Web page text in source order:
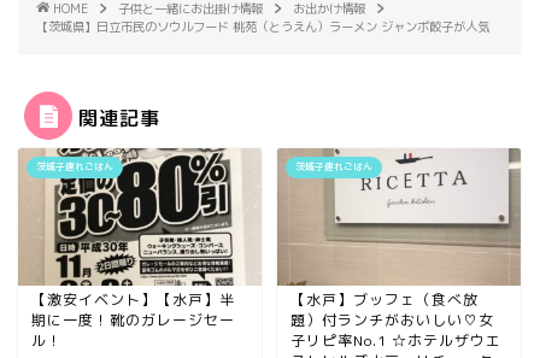
HOME 子供と一緒にお出掛け情報
お出かけ情報
【茨城県】日立市民のソウルフード 桃苑（とうえん）ラーメン ジャンボ餃子が人気
関連記事
茨城子連れごはん
【激安イベント】【水戸】半
期に一度！靴のガレージセー
ル！
茨城子連れごはん
【水戸】ブッフェ（食べ放
題）付ランチがおいしい♡女
子リピ率No.1 ☆ホテルザウエ